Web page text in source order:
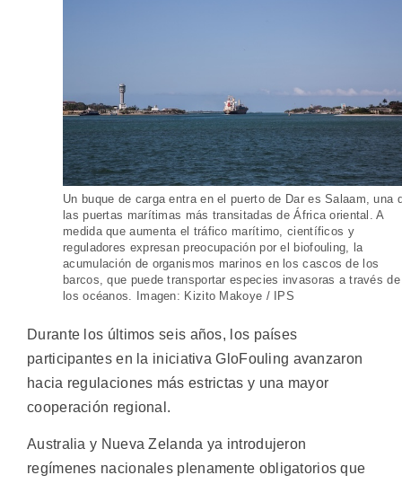
Un buque de carga entra en el puerto de Dar es Salaam, una
las puertas marítimas más transitadas de África oriental. A
medida que aumenta el tráfico marítimo, científicos y
reguladores expresan preocupación por el biofouling, la
acumulación de organismos marinos en los cascos de los
barcos, que puede transportar especies invasoras a través de
los océanos. Imagen: Kizito Makoye / IPS
Durante los últimos seis años, los países
participantes en la iniciativa GloFouling avanzaron
hacia regulaciones más estrictas y una mayor
cooperación regional.
Australia y Nueva Zelanda ya introdujeron
regímenes nacionales plenamente obligatorios que